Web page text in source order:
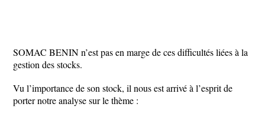
SOMAC BENIN n’est pas en marge de ces difficultés liées à la
gestion des stocks.
Vu l’importance de son stock, il nous est arrivé à l’esprit de
porter notre analyse sur le thème :